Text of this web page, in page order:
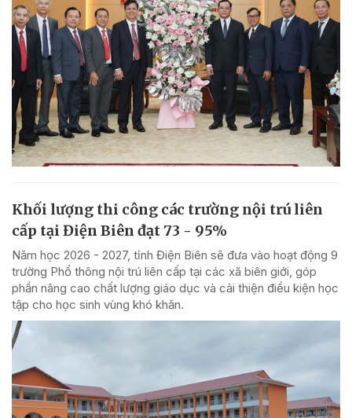
Khối lượng thi công các trường nội trú liên
cấp tại Điện Biên đạt 73 - 95%
Năm học 2026 - 2027, tỉnh Điện Biên sẽ đưa vào hoạt động 9
trường Phổ thông nội trú liên cấp tại các xã biên giới, góp
phần nâng cao chất lượng giáo dục và cải thiện điều kiện học
tập cho học sinh vùng khó khăn.